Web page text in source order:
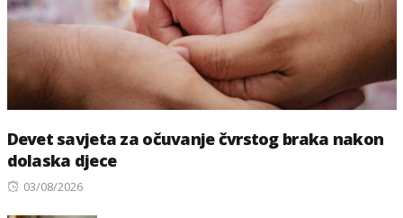
Devet savjeta za očuvanje čvrstog braka nakon
dolaska djece
Posted
03/08/2026